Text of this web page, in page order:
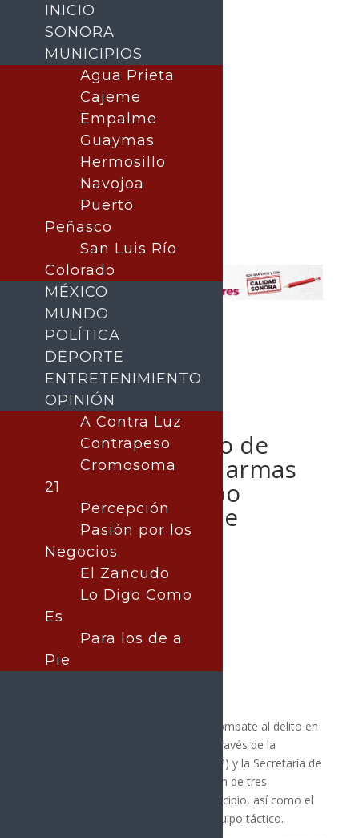
Incauta Gobierno de
Sonora y SEMAR armas
de fuego y equipo
táctico en Cajeme
Publicado por:La nota central
Cajeme
4 junio, 2025
En seguimiento a las acciones de combate al delito en
Cajeme, el Gobierno de Sonora, a través de la
Secretaría de Seguridad Pública (SSP) y la Secretaría de
Marina (SEMAR), realizó la detención de tres
generadores de violencia en el municipio, así como el
aseguramiento de armamento y equipo táctico.
INICIO
SONORA
MUNICIPIOS
Agua Prieta
Cajeme
Empalme
Guaymas
Hermosillo
Navojoa
Puerto
Peñasco
San Luis Río
Colorado
MÉXICO
MUNDO
POLÍTICA
DEPORTE
ENTRETENIMIENTO
OPINIÓN
A Contra Luz
Contrapeso
Cromosoma
21
Percepción
Pasión por los
Negocios
El Zancudo
Lo Digo Como
Es
Para los de a
Pie